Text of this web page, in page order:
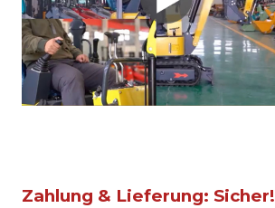
Zahlung & Lieferung: Sicher!